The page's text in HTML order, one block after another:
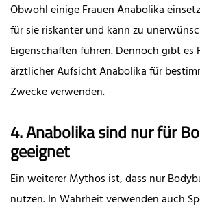
Obwohl einige Frauen Anabolika
für sie riskanter und kann zu
Eigenschaften führen. Dennoch gibt es
ärztlicher Aufsicht Anabolika für
Zwecke verwenden.
4. Anabolika sind nur für
geeignet
Ein weiterer Mythos ist, dass nur
nutzen. In Wahrheit verwenden auch